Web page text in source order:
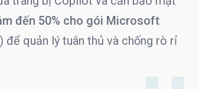
đến 50% cho gói Microsoft
để quản lý tuân thủ và chống rò rỉ